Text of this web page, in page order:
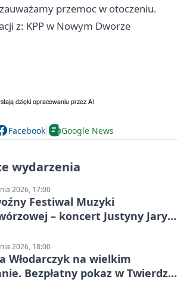
przemoc w otoczeniu.
z: KPP w Nowym Dworze
Facebook Google News
wydarzenia
2026, 17:00
Festiwal Muzyki
– koncert Justyny Jary i
2026, 18:00
Włodarczyk na wielkim
Bezpłatny pokaz w Twierdzy